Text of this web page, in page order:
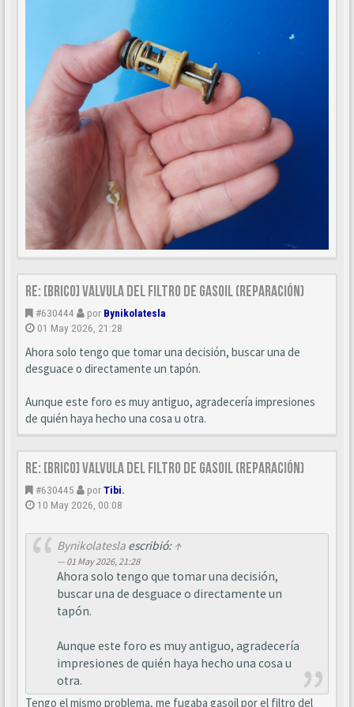
Re: [BRICO] Valvula del filtro de gasoil (reparación)
#630444 por Bynikolatesla
01 May 2026, 21:28
Ahora solo tengo que tomar una decisión, buscar una de
desguace o directamente un tapón.
Aunque este foro es muy antiguo, agradecería impresiones
de quién haya hecho una cosa u otra.
Re: [BRICO] Valvula del filtro de gasoil (reparación)
#630445 porTibi.
10 May 2026, 00:08
Bynikolateslaescribió: ↑
01 May 2026, 21:28
Ahora solo tengo que tomar una decisión,
buscar una de desguace o directamente un
tapón.
Aunque este foro es muy antiguo, agradecería
impresiones de quién haya hecho una cosa u
otra.
Tengo el mismo problema, me fugaba gasoil por el filtro del